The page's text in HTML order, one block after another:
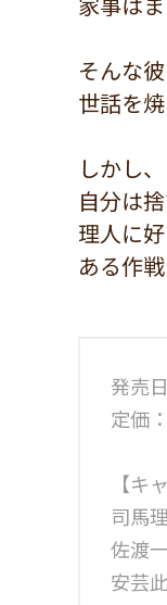
そんな
世話を
しかし
自分は
理人に
ある作戦
発売
定価
【キ
司馬
佐渡
安芸